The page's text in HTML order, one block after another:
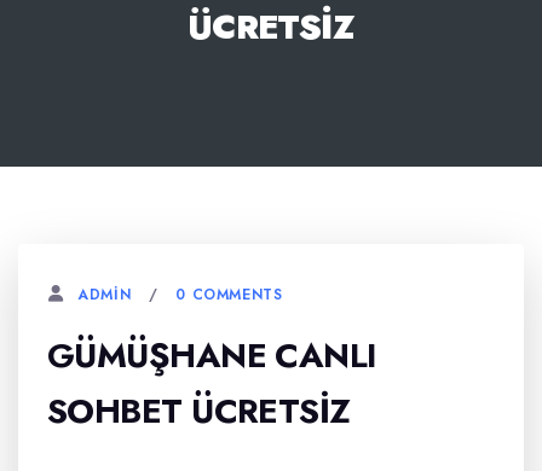
ÜCRETSIZ
ADMIN 0 COMMENTS
GÜMÜŞHANE CANLI
SOHBET ÜCRETSIZ